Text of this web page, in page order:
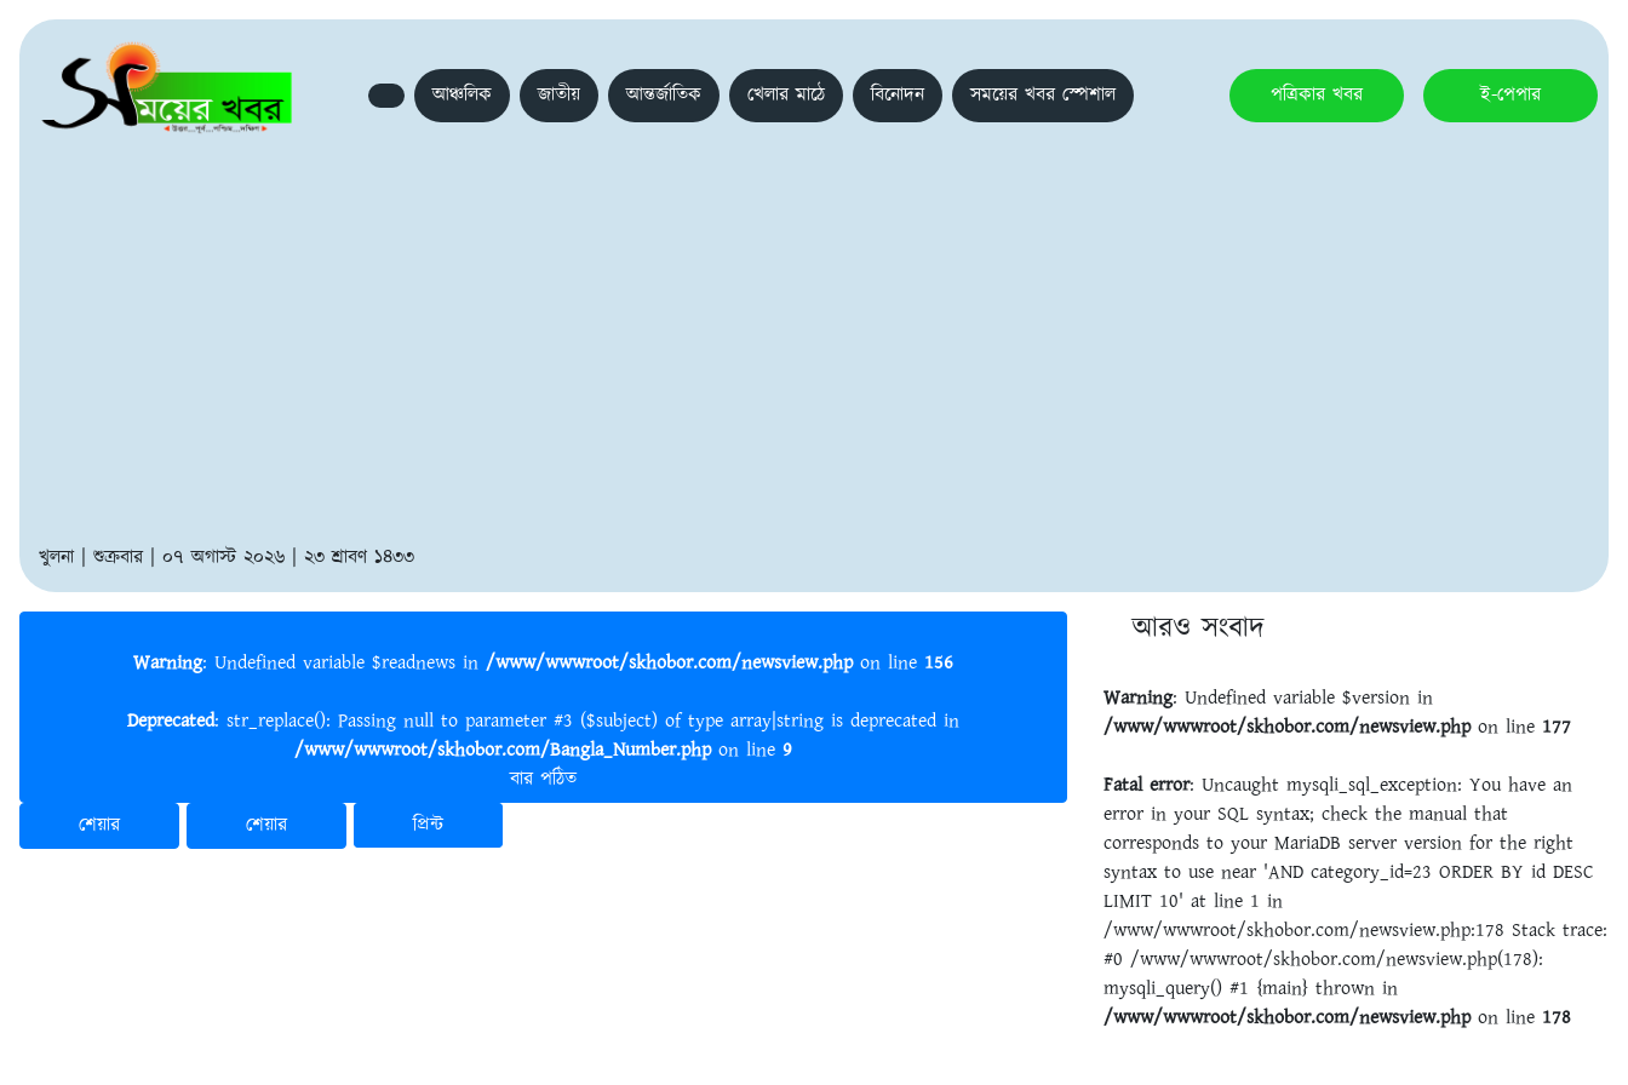
আঞ্চলিক জাতীয় আন্তর্জাতিক খেলার মাঠে বিনোদন সময়ের খবর স্পেশাল পত্রিকার খবর ই-পেপার
খুলনা | শুক্রবার | ০৭ অগাস্ট ২০২৬ | ২৩ শ্রাবণ ১৪৩৩
Warning : Undefined variable $readnews in /www/wwwroot/skhobor.com/newsview.phpon line 156
Deprecated : str_replace(): Passing null to parameter #3 ($subject) of type array|string is deprecated in
/www/wwwroot/skhobor.com/Bangla_Number.phpon line 9
বার পঠিত
শেয়ার
শেয়ার প্রিন্ট
আরও সংবাদ
Warning: Undefined variable $version in
/www/wwwroot/skhobor.com/newsview.phpon line 177
Fatal error: Uncaught mysqli_sql_exception: You have an
error in your SQL syntax; check the manual that
corresponds to your MariaDB server version for the right
syntax to use near 'AND category_id=23 ORDER BY id DESC
LIMIT 10' at line 1 in
/www/wwwroot/skhobor.com/newsview.php:178 Stack trace:
#0 /www/wwwroot/skhobor.com/newsview.php(178):
mysqli_query() #1 {main} thrown in
/www/wwwroot/skhobor.com/newsview.phpon line 178